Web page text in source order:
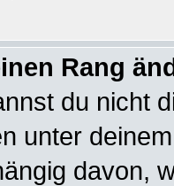
Rang
du nicht
unter
davon,